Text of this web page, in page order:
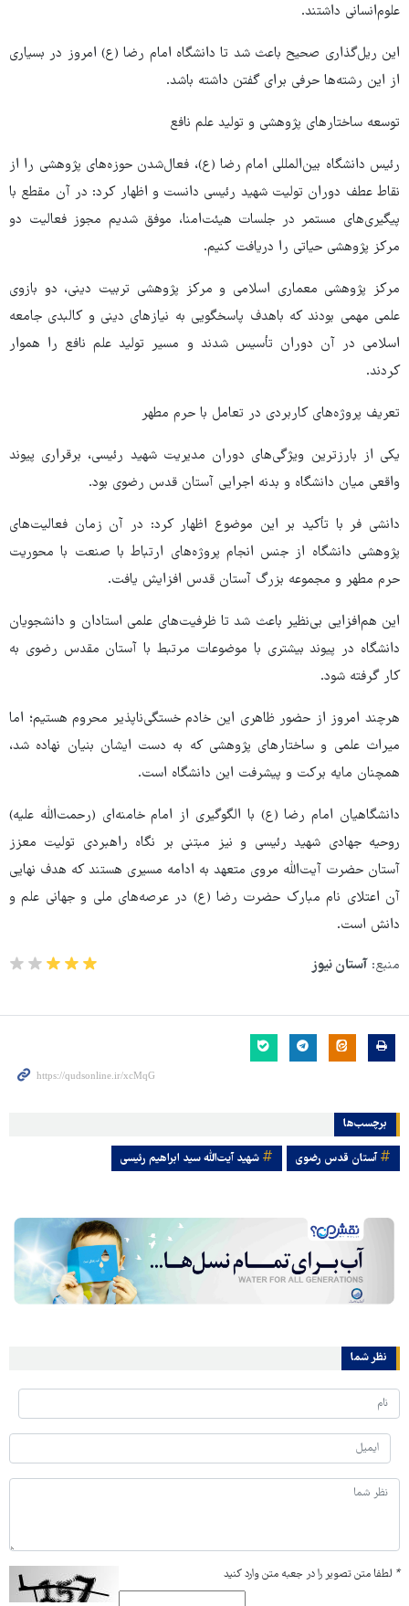
علوم‌انسانی داشتند.
این ریل‌گذاری صحیح باعث شد تا دانشگاه امام رضا (ع) امروز در بسیاری
از این رشته‌ها حرفی برای گفتن داشته باشد.
توسعه ساختارهای پژوهشی و تولید علم نافع
رئیس دانشگاه بین‌المللی امام رضا (ع)، فعال‌شدن حوزه‌های پژوهشی را از
نقاط عطف دوران تولیت شهید رئیسی دانست و اظهار کرد: در آن مقطع با
پیگیری‌های مستمر در جلسات هیئت‌امنا، موفق شدیم مجوز فعالیت دو
مرکز پژوهشی حیاتی را دریافت کنیم.
مرکز پژوهشی معماری اسلامی و مرکز پژوهشی تربیت دینی، دو بازوی
علمی مهمی بودند که باهدف پاسخگویی به نیازهای دینی و کالبدی جامعه
اسلامی در آن دوران تأسیس شدند و مسیر تولید علم نافع را هموار
کردند.
تعریف پروژه‌های کاربردی در تعامل با حرم مطهر
یکی از بارزترین ویژگی‌های دوران مدیریت شهید رئیسی، برقراری پیوند
واقعی میان دانشگاه و بدنه اجرایی آستان قدس رضوی بود.
دانشی فر با تأکید بر این موضوع اظهار کرد: در آن زمان فعالیت‌های
پژوهشی دانشگاه از جنس انجام پروژه‌های ارتباط با صنعت با محوریت
حرم مطهر و مجموعه بزرگ آستان قدس افزایش یافت.
این هم‌افزایی بی‌نظیر باعث شد تا ظرفیت‌های علمی استادان و دانشجویان
دانشگاه در پیوند بیشتری با موضوعات مرتبط با آستان مقدس رضوی به
کار گرفته شود.
هرچند امروز از حضور ظاهری این خادم خستگی‌ناپذیر محروم هستیم؛ اما
میراث علمی و ساختارهای پژوهشی که به دست ایشان بنیان نهاده شد،
همچنان مایه برکت و پیشرفت این دانشگاه است.
دانشگاهیان امام رضا (ع) با الگوگیری از امام خامنه‌ای (رحمت‌الله علیه)
روحیه جهادی شهید رئیسی و نیز مبتنی بر نگاه راهبردی تولیت معزز
آستان حضرت آیت‌الله مروی متعهد به ادامه مسیری هستند که هدف نهایی
آن اعتلای نام مبارک حضرت رضا (ع) در عرصه‌های ملی و جهانی علم و
دانش است.
منبع: آستان نیوز
برچسب‌ها
آستان قدس رضوی شهید آیت‌الله سید ابراهیم رئیسی
نظر شما
* لطفا متن تصویر را در جعبه متن وارد کنید